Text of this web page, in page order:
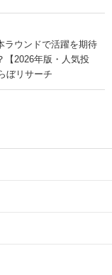
ラウンドで活躍を期待
【2026年版・人気投
ぼリサーチ